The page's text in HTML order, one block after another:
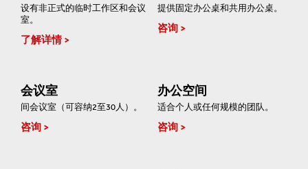
设有非正式的临时工作区和会议
室。
了解详情
提供固定办公桌和共用办公桌。
咨询
会议室
间会议室（可容纳2至30人）。
咨询
办公空间
适合个人或任何规模的团队。
咨询